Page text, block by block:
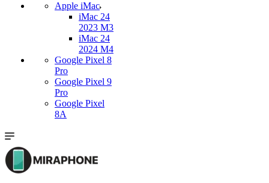
Apple iMac
iMac 24
2023 M3
iMac 24
2024 M4
Google Pixel 8
Pro
Google Pixel 9
Pro
Google Pixel
8A